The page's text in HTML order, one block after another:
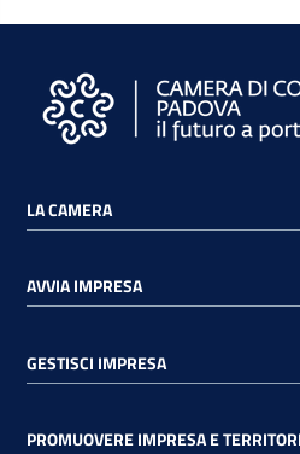
LA CAMERA
AVVIA IMPRESA
GESTISCI IMPRESA
PROMUOVERE IMPRESA E